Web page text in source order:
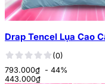
Drap Tencel Lụa Cao
(0)
793.000₫ - 44%
443.000₫